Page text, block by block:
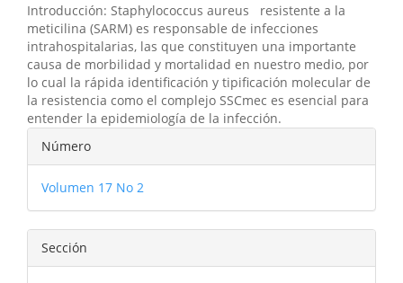
Introducción: Staphylococcus aureus resistente a la
meticilina (SARM) es responsable de infecciones
intrahospitalarias, las que constituyen una importante
causa de morbilidad y mortalidad en nuestro medio, por
lo cual la rápida identificación y tipificación molecular de
la resistencia como el complejo SSCmec es esencial para
entender la epidemiología de la infección.
Detalles
del
artículo
Número
Volumen 17 No 2
Sección